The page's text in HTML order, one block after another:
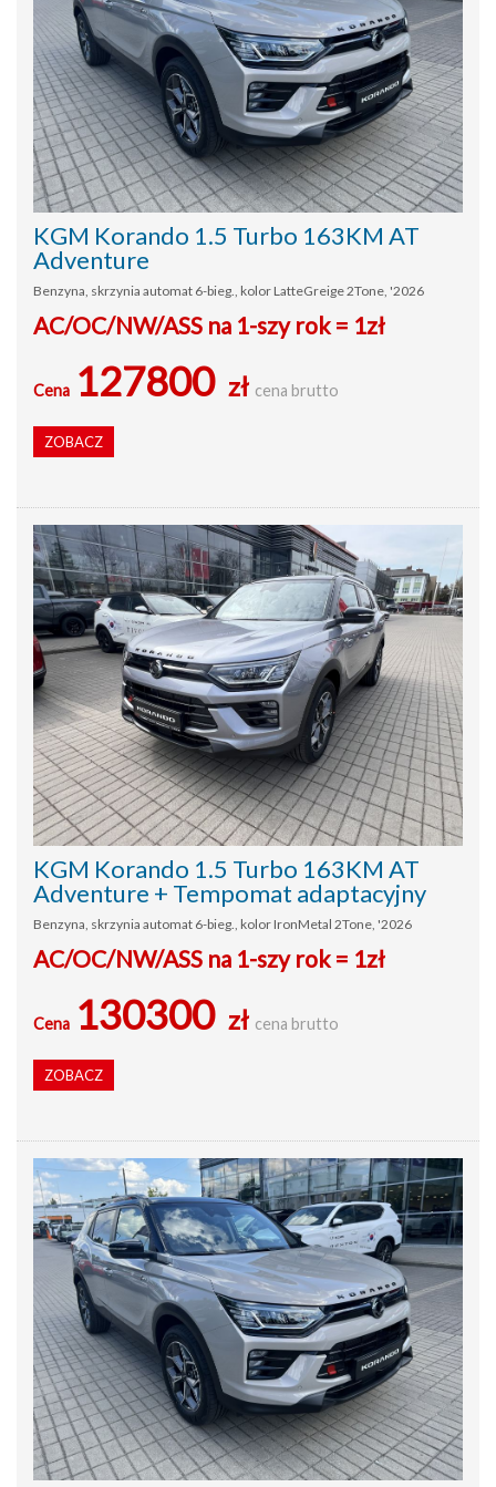
KGM Korando 1.5 Turbo 163KM AT
Adventure
Benzyna, skrzynia automat 6-bieg., kolor LatteGreige 2Tone, '2026
AC/OC/NW/ASS na 1-szy rok = 1zł
Cena 127800 zł cena brutto
ZOBACZ
KGM Korando 1.5 Turbo 163KM AT
Adventure + Tempomat adaptacyjny
Benzyna, skrzynia automat 6-bieg., kolor IronMetal 2Tone, '2026
AC/OC/NW/ASS na 1-szy rok = 1zł
Cena 130300 zł cena brutto
ZOBACZ